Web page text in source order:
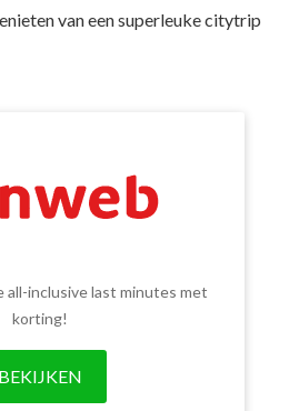
van een superleuke citytrip
all-inclusive last minutes met
korting!
BEKIJKEN